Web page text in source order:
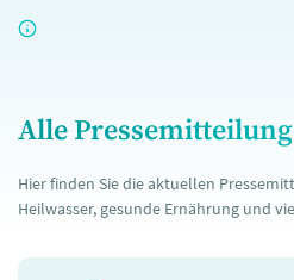
Alle
Hier finden Sie die aktuellen
Heilwasser, gesunde Ernährung und